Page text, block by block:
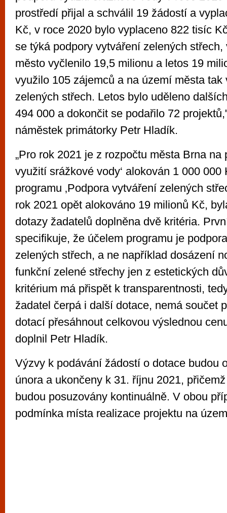
prostředí přijal a schválil 19 žádostí a
Kč, v roce 2020 bylo vyplaceno 822 tisíc
se týká podpory vytváření zelených střech,
město vyčlenilo 19,5 milionu a letos 19
využilo 105 zájemců a na území města tak
zelených střech. Letos bylo uděleno
494 000 a dokončit se podařilo 72
náměstek primátorky Petr Hladík.
„Pro rok 2021 je z rozpočtu města Brna na
využití srážkové vody‘ alokován 1 000 000
programu ‚Podpora vytváření zelených
rok 2021 opět alokováno 19 milionů Kč,
dotazy žadatelů doplněna dvě kritéria.
specifikuje, že účelem programu je
zelených střech, a ne například dosázení
funkční zelené střechy jen z estetických
kritérium má přispět k transparentnosti,
žadatel čerpá i další dotace, nemá součet
dotací přesáhnout celkovou výslednou
doplnil Petr Hladík.
Výzvy k podávání žádostí o dotace budou
února a ukončeny k 31. říjnu 2021,
budou posuzovány kontinuálně. V obou
podmínka místa realizace projektu na